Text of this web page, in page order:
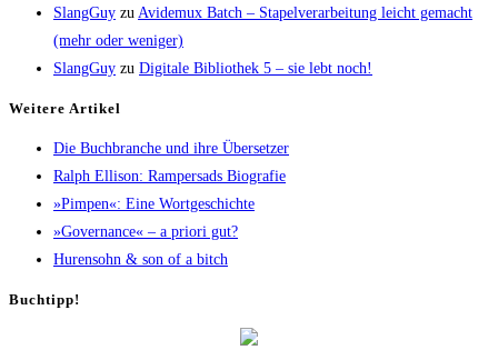
SlangGuy zu Avi­de­mux Batch – Sta­pel­ver­ar­bei­tung leicht gemacht
(mehr oder weniger)
SlangGuy zu Digi­ta­le Biblio­thek 5 – sie lebt noch!
Wei­te­re Artikel
Die Buch­bran­che und ihre Übersetzer
Ralph Elli­son: Ram­pers­ads Biografie
»Pim­pen«: Eine Wortgeschichte
»Gover­nan­ce« – a prio­ri gut?
Huren­sohn & son of a bitch
Buch­tipp!